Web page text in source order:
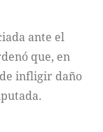
ante el
que, en
infligir daño